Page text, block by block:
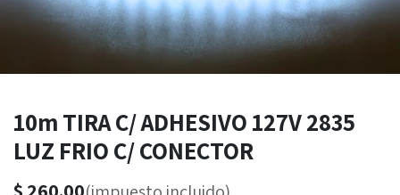
10m TIRA C/ ADHESIVO 127V 2835
LUZ FRIO C/ CONECTOR